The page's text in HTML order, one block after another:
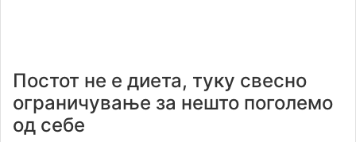
Постот не е диета, туку свесно
ограничување за нешто поголемо
од себе